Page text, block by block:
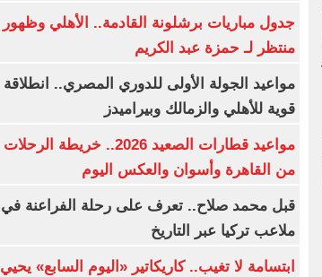
جدول مباريات برشلونة القادمة.. الأهلي وظهور
منتظر لـ حمزة عبد الكريم
مواعيد الجولة الأولى للدوري المصري.. انطلاقة
قوية للأهلي والزمالك وبيراميدز
مواعيد قطارات الصعيد 2026.. خريطة الرحلات
من القاهرة وأسوان والعكس اليوم
قبل محمد صلاح.. تعرف على رحلة الفراعنة في
ملاعب تركيا عبر التاريخ
ابتسامة لا تغيب.. كاريكاتير «اليوم السابع» يحيي